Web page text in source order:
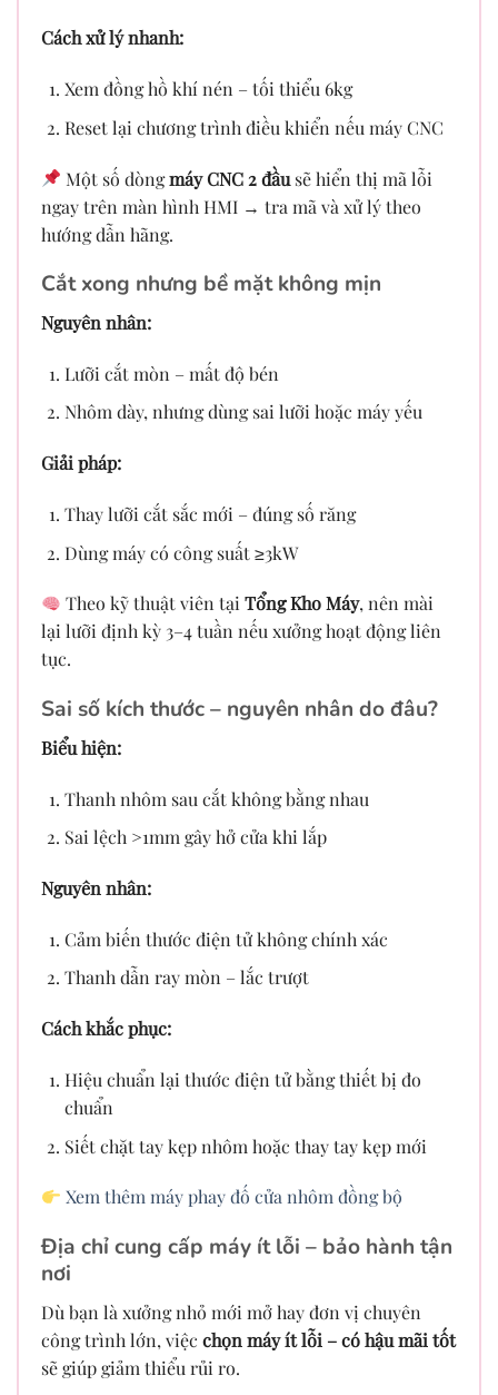
Cách xử lý nhanh:
Xem đồng hồ khí nén – tối thiểu 6kg
Reset lại chương trình điều khiển nếu máy CNC
Một số dòngmáy CNC 2 đầu sẽ hiển thị mã lỗi
ngay trên màn hình HMI → tra mã và xử lý theo
hướng dẫn hãng.
Cắt xong nhưng bề mặt không mịn
Nguyên nhân:
Lưỡi cắt mòn – mất độ bén
Nhôm dày, nhưng dùng sai lưỡi hoặc máy yếu
Giải pháp:
Thay lưỡi cắt sắc mới – đúng số răng
Dùng máy có công suất ≥3kW
Theo kỹ thuật viên tạiTổng Kho Máy, nên mài
lại lưỡi định kỳ 3–4 tuần nếu xưởng hoạt động liên
tục.
Sai số kích thước – nguyên nhân do đâu?
Biểu hiện:
Thanh nhôm sau cắt không bằng nhau
Sai lệch >1mm gây hở cửa khi lắp
Nguyên nhân:
Cảm biến thước điện tử không chính xác
Thanh dẫn ray mòn – lắc trượt
Cách khắc phục:
Hiệu chuẩn lại thước điện tử bằng thiết bị đo
chuẩn
Siết chặt tay kẹp nhôm hoặc thay tay kẹp mới
Xem thêm máy phay đố cửa nhôm đồng bộ
Địa chỉ cung cấp máy ít lỗi – bảo hành tận
nơi
Dù bạn là xưởng nhỏ mới mở hay đơn vị chuyên
công trình lớn, việc chọn máy ít lỗi – có hậu mãi tốt
sẽ giúp giảm thiểu rủi ro.